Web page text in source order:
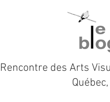
Rencontre des Arts